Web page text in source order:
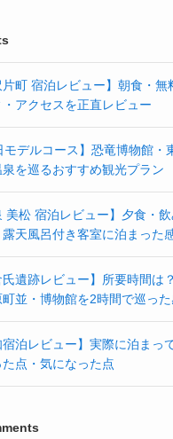
片町 宿泊レビュー】朝食・無
アクセスを正直レビュー
モデルコース】恐竜博物館・
を巡るおすすめ観光プラン
美松 宿泊レビュー】夕食・
天風呂付き客室に泊まった
氏遺跡レビュー】所要時間は
並・博物館を2時間で巡っ
宿泊レビュー】実際に泊まっ
点・気になった点